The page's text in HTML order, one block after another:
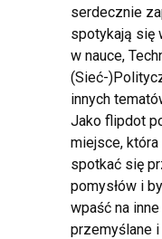
serdecznie
spotykają się
w nauce,
(Sieć-
innych
Jako flipdot
miejsce,
spotkać się
pomysłów i
wpaść na
przemyślane